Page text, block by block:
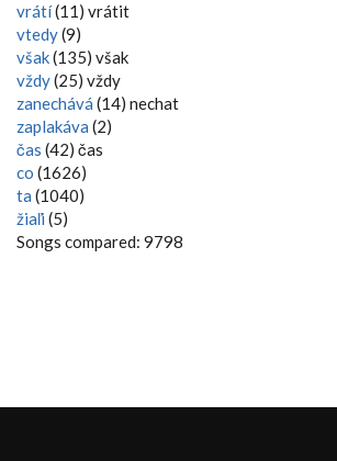
vrátí(11) vrátit
vtedy(9)
však(135) však
vždy(25) vždy
zanechává (14) nechat
zaplakáva (2)
čas (42) čas
co (1626)
ta (1040)
žiaľi (5)
Songs compared: 9798